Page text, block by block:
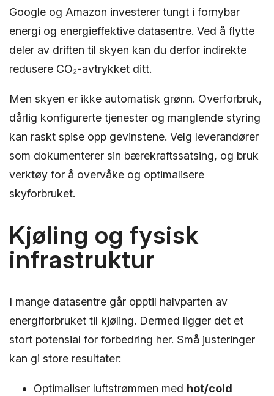
Google og Amazon investerer tungt i fornybar
energi og energieffektive datasentre. Ved å flytte
deler av driften til skyen kan du derfor indirekte
redusere CO₂-avtrykket ditt.
Men skyen er ikke automatisk grønn. Overforbruk,
dårlig konfigurerte tjenester og manglende styring
kan raskt spise opp gevinstene. Velg leverandører
som dokumenterer sin bærekraftssatsing, og bruk
verktøy for å overvåke og optimalisere
skyforbruket.
Kjøling og fysisk
infrastruktur
I mange datasentre går opptil halvparten av
energiforbruket til kjøling. Dermed ligger det et
stort potensial for forbedring her. Små justeringer
kan gi store resultater:
Optimaliser luftstrømmen med hot/cold